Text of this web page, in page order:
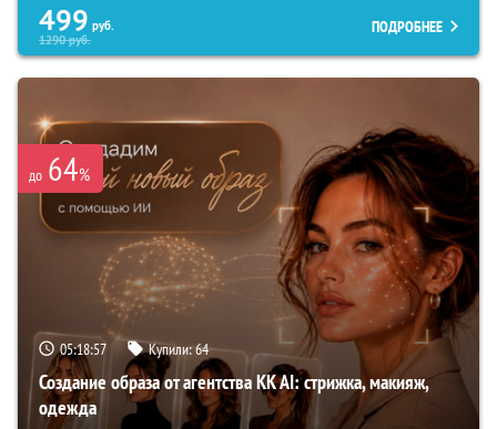
499 руб.
1290руб.
ПОДРОБНЕЕ
до 64%
05:18:56 Купили:64
Создание образа от агентства KK AI: стрижка, макияж,
одежда